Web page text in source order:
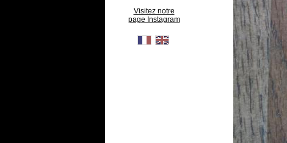
Visitez notre
page Instagram